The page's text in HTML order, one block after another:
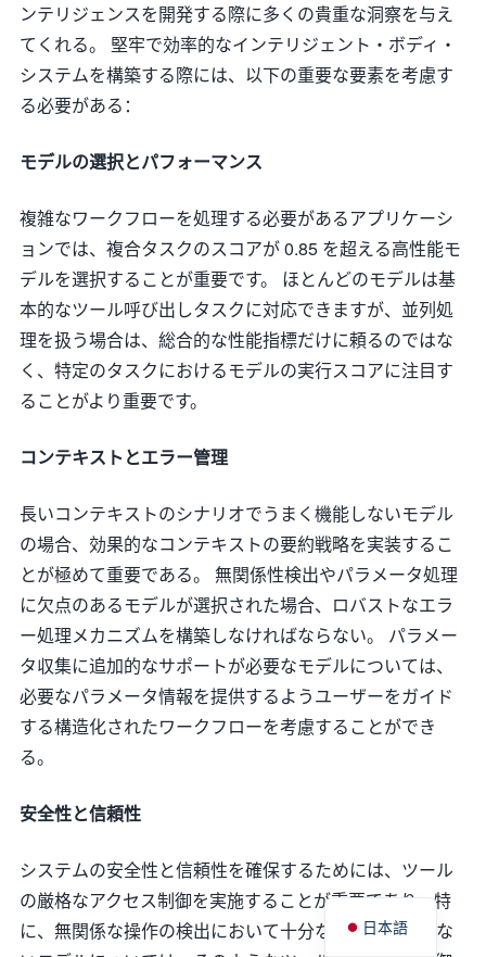
ンテリジェンスを開発する際に多くの貴重な洞察を与え
てくれる。 堅牢で効率的なインテリジェント・ボディ・
システムを構築する際には、以下の重要な要素を考慮す
る必要がある：
モデルの選択とパフォーマンス
複雑なワークフローを処理する必要があるアプリケーシ
ョンでは、複合タスクのスコアが 0.85 を超える高性能モ
デルを選択することが重要です。 ほとんどのモデルは基
本的なツール呼び出しタスクに対応できますが、並列処
理を扱う場合は、総合的な性能指標だけに頼るのではな
く、特定のタスクにおけるモデルの実行スコアに注目す
ることがより重要です。
コンテキストとエラー管理
長いコンテキストのシナリオでうまく機能しないモデル
の場合、効果的なコンテキストの要約戦略を実装するこ
とが極めて重要である。 無関係性検出やパラメータ処理
に欠点のあるモデルが選択された場合、ロバストなエラ
ー処理メカニズムを構築しなければならない。 パラメー
タ収集に追加的なサポートが必要なモデルについては、
必要なパラメータ情報を提供するようユーザーをガイド
する構造化されたワークフローを考慮することができ
る。
安全性と信頼性
システムの安全性と信頼性を確保するためには、ツール
の厳格なアクセス制御を実施することが重要であり、特
に、無関係な操作の検出において十分な性能を発揮しな
日本語